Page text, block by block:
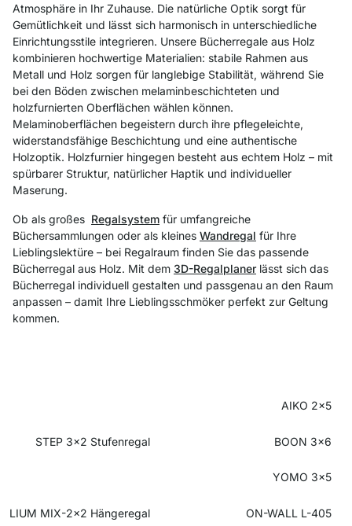
Atmosphäre in Ihr Zuhause. Die natürliche Optik sorgt für
Gemütlichkeit und lässt sich harmonisch in unterschiedliche
Einrichtungsstile integrieren. Unsere Bücherregale aus Holz
kombinieren hochwertige Materialien: stabile Rahmen aus
Metall und Holz sorgen für langlebige Stabilität, während Sie
bei den Böden zwischen melaminbeschichteten und
holzfurnierten Oberflächen wählen können.
Melaminoberflächen begeistern durch ihre pflegeleichte,
widerstandsfähige Beschichtung und eine authentische
Holzoptik. Holzfurnier hingegen besteht aus echtem Holz – mit
spürbarer Struktur, natürlicher Haptik und individueller
Maserung.
Ob als großes Regalsystem für umfangreiche
Büchersammlungen oder als kleines Wandregal für Ihre
Lieblingslektüre – bei Regalraum finden Sie das passende
Bücherregal aus Holz. Mit dem 3D-Regalplaner lässt sich das
Bücherregal individuell gestalten und passgenau an den Raum
anpassen – damit Ihre Lieblingsschmöker perfekt zur Geltung
kommen.
AIKO 2x5
STEP 3x2 Stufenregal BOON 3x6
YOMO 3x5
LIUM MIX-2x2 Hängeregal ON-WALL L-405